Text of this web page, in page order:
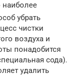
наиболее
убрать
чистки
воздуха и
понадобится
сода).
удалить